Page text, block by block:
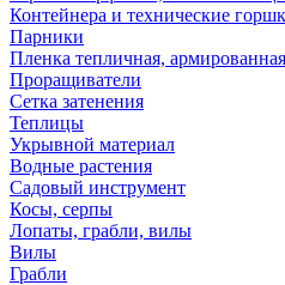
Контейнера и технические
Парники
Пленка тепличная,
Проращиватели
Сетка затенения
Теплицы
Укрывной материал
Водные растения
Садовый инструмент
Косы, серпы
Лопаты, грабли, вилы
Вилы
Грабли